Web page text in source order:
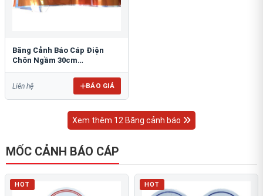
Băng Cảnh Báo Cáp Điện
Chôn Ngầm 30cm
Liên hệ BÁO GIÁ
Xem thêm 12 Băng cảnh báo
MỐC CẢNH BÁO CÁP
HOT HOT